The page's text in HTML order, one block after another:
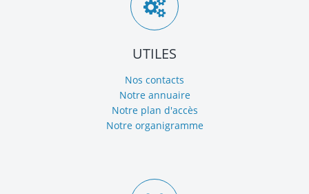
UTILES
Nos contacts
Notre annuaire
Notre plan d'accès
Notre organigramme